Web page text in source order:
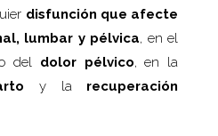
disfunción que afecte
lumbar y pélvica, en el
del dolor pélvico, en la
y la recuperación